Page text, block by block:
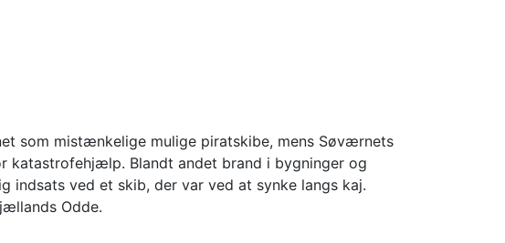
som mistænkelige mulige piratskibe, mens Søværnets
katastrofehjælp. Blandt andet brand i bygninger og
indsats ved et skib, der var ved at synke langs kaj.
Odde.